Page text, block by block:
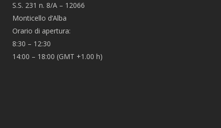
S.S. 231 n. 8/A – 12066
Monticello d’Alba
Orario di apertura:
8:30 – 12:30
14:00 – 18:00 (GMT +1.00 h)